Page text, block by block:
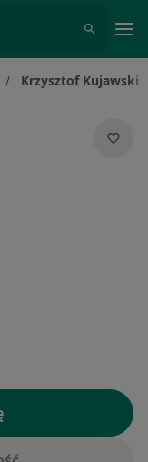
miasto
Krzysztof Kujawski